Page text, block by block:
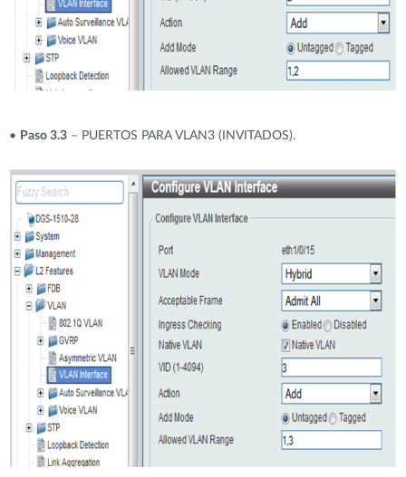
• Paso 3.3 – PUERTOS PARA VLAN3 (INVITADOS).